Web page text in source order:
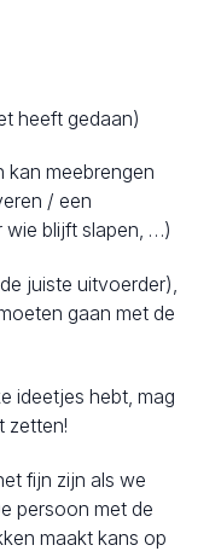
heeft gedaan)
kan meebrengen
/ een
wie blijft slapen, …)
juiste uitvoerder),
gaan met de
ideetjes hebt, mag
zetten!
fijn zijn als we
persoon met de
maakt kans op